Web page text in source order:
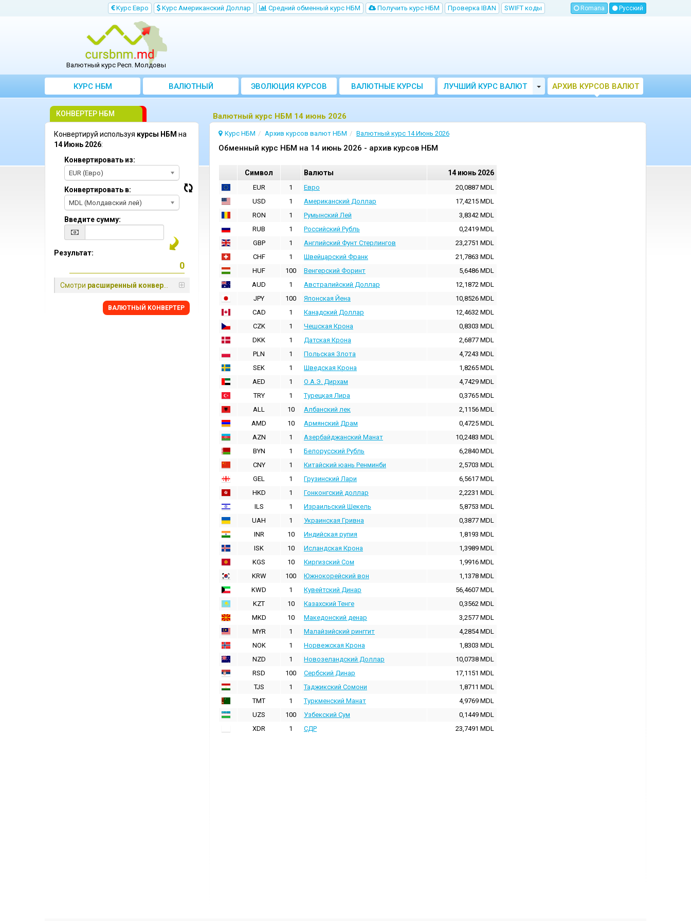
Kурс Евро Kурс Aмериканский Доллар Cредний обменный курс НБM Получить курс НБМ Проверка IBAN SWIFT коды Romana Русский
Валютный курс Респ. Молдовы
КУРС НБМ
BАЛЮТНЫЙ
KОНВЕРТЕР
ЭВОЛЮЦИЯ КУРСОВ
ВАЛЮТНЫЕ КУРСЫ
БАНКОВ
ЛУЧШИЙ КУРС ВАЛЮТ
МОЛДОВЫ
Toggle Dropdown
АРХИВ КУРСОВ ВАЛЮТ
НБМ
Bалютный курс НБМ 14 июнь 2026
Курс НБМ Архив курсов валют НБМ Валютный курс 14 Июнь 2026
Oбменный курс НБМ на 14 июнь 2026 - архив курсов НБМ
Cимвол Валюты 14 июнь 2026
EUR 1 Евро 20,0887 MDL
USD
1 Aмериканский Доллар 17,4215 MDL
RON
1 Румынский Лей 3,8342 MDL
RUB
1 Российский Рубль 0,2419 MDL
GBP
1 Английский Фунт Стерлингов 23,2751 MDL
CHF
1 Швейцарский Франк 21,7863 MDL
HUF
100 Венгерский Форинт 5,6486 MDL
AUD
1 Австралийский Доллар 12,1872 MDL
JPY
100 Японская Йена 10,8526 MDL
CAD
1 Канадский Доллар 12,4632 MDL
CZK
1 Чешская Крона 0,8303 MDL
DKK
1 Датская Крона 2,6877 MDL
PLN
1 Польская Злота 4,7243 MDL
SEK
1 Шведская Крона 1,8265 MDL
AED
1 О.А.Э. Дирхам 4,7429 MDL
TRY
1 Турецкая Лира 0,3765 MDL
ALL
10 Албанский лек 2,1156 MDL
AMD
10 Армянский Драм 0,4725 MDL
AZN
1 Азербайджанский Манат 10,2483 MDL
BYN
1 Белорусский Рубль 6,2840 MDL
CNY
1 Китайский юань Ренминби 2,5703 MDL
GEL
1 Грузинский Лари 6,5617 MDL
HKD
1 Гонконгский доллаp 2,2231 MDL
ILS
1 Израильский Шекель 5,8753 MDL
UAH
1 Украинская Гривна 0,3877 MDL
INR
10 Индийская pупия 1,8193 MDL
ISK
10 Исландская Крона 1,3989 MDL
KGS
10 Киргизский Сом 1,9916 MDL
KRW
100 Южнокорейский вон 1,1378 MDL
KWD
1 Кувейтский Динар 56,4607 MDL
KZT
10 Казахский Тенге 0,3562 MDL
MKD
10 Македонский денар 3,2577 MDL
MYR
1 Малайзийский ринггит 4,2854MDL
NOK
1 Норвежская Крона 1,8303 MDL
NZD
1 Новозеландский Доллар 10,0738 MDL
RSD
100 Сербский Динар 17,1151 MDL
TJS
1 Таджикский Сомони 1,8711 MDL
TMT
1 Туркменский Манат 4,9769 MDL
UZS
100 Узбекский Сум 0,1449 MDL
XDR
1 СДР 23,7491 MDL
КОНВЕРТЕР НБМ
Конвертируй используя курсы НБМ на
14 Июнь 2026:
Конвертировать из:
EUR (Евро)
Конвертировать в:
MDL (Молдавский лей)
Введите сумму:
Результат:
Смотри расширенный конвертер
BАЛЮТНЫЙ KОНВЕРТЕР